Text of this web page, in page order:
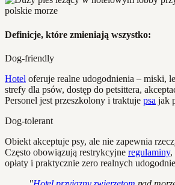
Definicje, które zmieniają wszystko:
Dog-friendly
Hotel oferuje realne udogodnienia – miski,
strefy dla psów, dostęp do petsittera,
Personel jest przeszkolony i traktuje psa jak
Dog-tolerant
Obiekt akceptuje psy, ale nie zapewnia
Często obowiązują restrykcyjne regulaminy,
opłaty i praktycznie zero realnych